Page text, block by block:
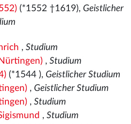
(*1552 †1619), Geistlicher
, Studium
, Studium
(*1544 ), Geistlicher Studium
, Geistlicher Studium
, Studium
, Studium